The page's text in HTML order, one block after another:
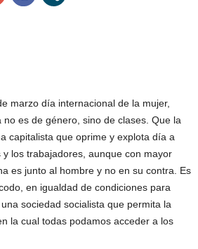
marzo día internacional de la mujer,
es de género, sino de clases. Que la
capitalista que oprime y explota día a
los trabajadores, aunque con mayor
es junto al hombre y no en su contra. Es
en igualdad de condiciones para
sociedad socialista que permita la
la cual todas podamos acceder a los